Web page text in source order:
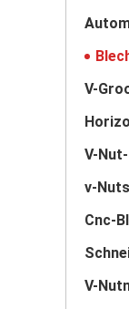
V-
V-
v-
Cnc-
V-